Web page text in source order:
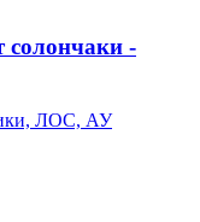
солончаки -
ЛОС, АУ